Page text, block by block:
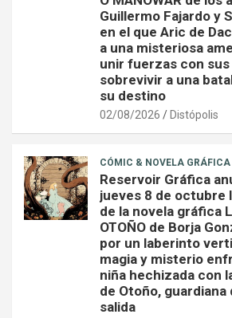
Guillermo Fajardo y
en el que Aric de
a una misteriosa
unir fuerzas con
sobrevivir a una
su destino
02/08/2026 Distópolis
CÓMIC & NOVELA GRÁFICA
Reservoir Gráfica
jueves 8 de octubre
de la novela gráfica
OTOÑO de Borja
por un laberinto
magia y misterio
niña hechizada con
de Otoño, guardiana
salida